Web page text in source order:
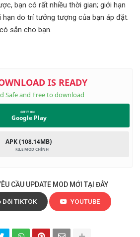
bạn có rất nhiều thời gian; giới hạn
do trí tưởng tượng của bạn áp đặt.
sẵn cho bạn.
Google Play
APK (108.14MB)
CẦU UPDATE MOD MỚI TẠI ĐÂY
TIKTOK YOUTUBE